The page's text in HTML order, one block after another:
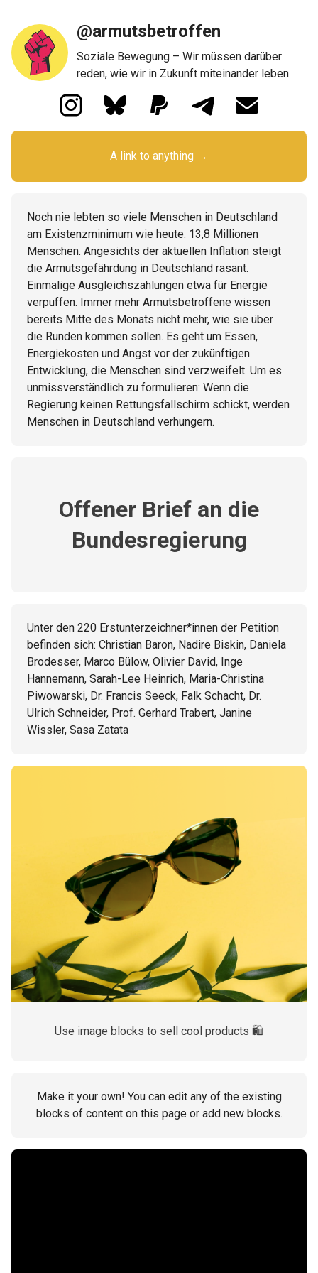
@armutsbetroffen
Soziale Bewegung – Wir müssen darüber
reden, wie wir in Zukunft miteinander leben
A link to anything →
Noch nie lebten so viele Menschen in Deutschland
am Existenzminimum wie heute. 13,8 Millionen
Menschen. Angesichts der aktuellen Inflation steigt
die Armutsgefährdung in Deutschland rasant.
Einmalige Ausgleichszahlungen etwa für Energie
verpuffen. Immer mehr Armutsbetroffene wissen
bereits Mitte des Monats nicht mehr, wie sie über
die Runden kommen sollen. Es geht um Essen,
Energiekosten und Angst vor der zukünftigen
Entwicklung, die Menschen sind verzweifelt. Um es
unmissverständlich zu formulieren: Wenn die
Regierung keinen Rettungsfallschirm schickt, werden
Menschen in Deutschland verhungern.
Offener Brief an die
Bundesregierung
Unter den 220 Erstunterzeichner*innen der Petition
befinden sich: Christian Baron, Nadire Biskin, Daniela
Brodesser, Marco Bülow, Olivier David, Inge
Hannemann, Sarah-Lee Heinrich, Maria-Christina
Piwowarski, Dr. Francis Seeck, Falk Schacht, Dr.
Ulrich Schneider, Prof. Gerhard Trabert, Janine
Wissler, Sasa Zatata
Use image blocks to sell cool products 🛍
Make it your own! You can edit any of the existing
blocks of content on this page or add new blocks.